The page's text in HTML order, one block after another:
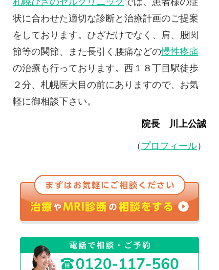
状に合わせた適切な診断と治療計画のご提案
をしております。ひざだけでなく、肩、股関
節等の関節、また長引く腰痛などの慢性疼痛
の治療も行っております。西１８丁目駅徒歩
２分、札幌医大目の前にありますので、お気
軽に御相談下さい。
院長 川上公誠
（プロフィール）